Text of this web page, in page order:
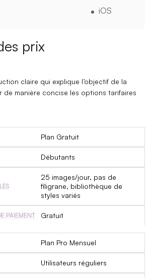
iOS
prix
claire qui explique l’objectif de la
manière concise les options tarifaires
Plan Gratuit
Débutants
25 images/jour, pas de
filigrane, bibliothèque de
styles variés
Gratuit
Plan Pro Mensuel
Utilisateurs réguliers